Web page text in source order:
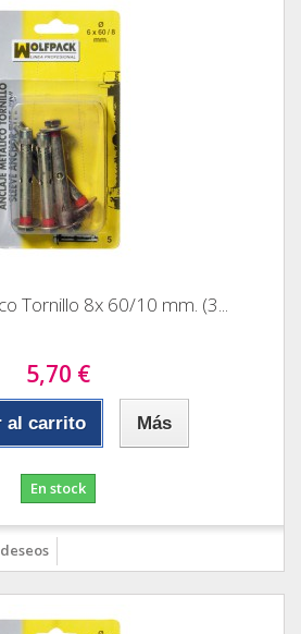
Tornillo 8x 60/10 mm. (3...
5,70 €
al carrito Más
En stock